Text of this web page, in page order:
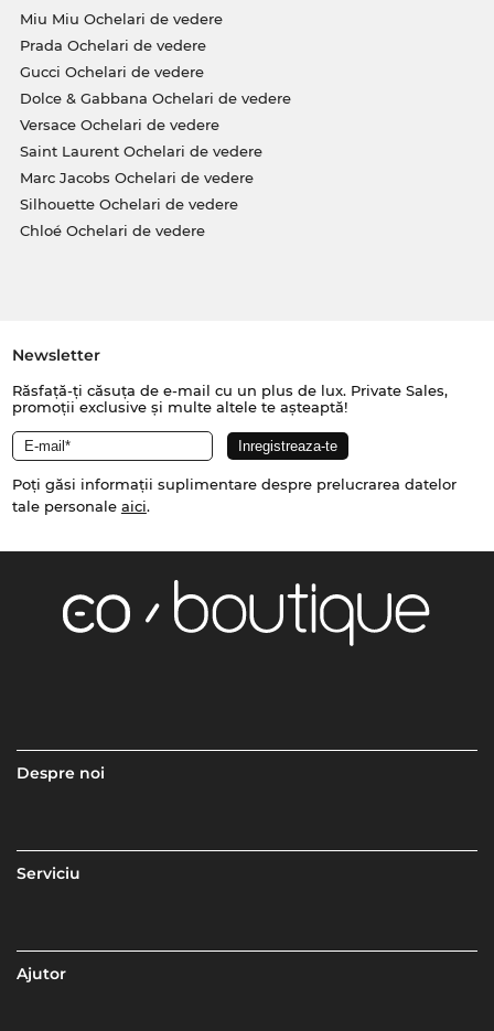
Miu Miu Ochelari de vedere
Prada Ochelari de vedere
Gucci Ochelari de vedere
Dolce & Gabbana Ochelari de vedere
Versace Ochelari de vedere
Saint Laurent Ochelari de vedere
Marc Jacobs Ochelari de vedere
Silhouette Ochelari de vedere
Chloé Ochelari de vedere
Newsletter
Răsfață-ți căsuța de e-mail cu un plus de lux. Private Sales,
promoții exclusive și multe altele te așteaptă!
Poți găsi informații suplimentare despre prelucrarea datelor
tale personale aici.
Despre noi
Serviciu
Ajutor